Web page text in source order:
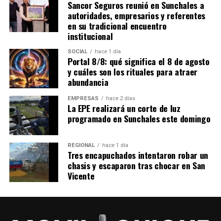
Sancor Seguros reunió en Sunchales a
autoridades, empresarios y referentes
en su tradicional encuentro
institucional
SOCIAL hace 1 día
Portal 8/8: qué significa el 8 de agosto
y cuáles son los rituales para atraer
abundancia
EMPRESAS hace 2 días
La EPE realizará un corte de luz
programado en Sunchales este domingo
REGIONAL hace 1 día
Tres encapuchados intentaron robar un
chasis y escaparon tras chocar en San
Vicente